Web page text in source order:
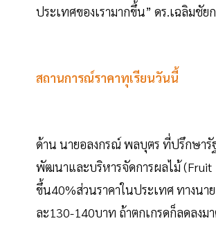
ประเทศของเรามากขึ้น” ดร.เฉลิมชัย
สถานการณ์ราคาทุเรียนวันนี้
ด้าน นายอลงกรณ์ พลบุตร ที่ปรึกษา
พัฒนาและบริหารจัดการผลไม้ (Fruit
ขึ้น40%ส่วนราคาในประเทศ ทางนา
ละ130-140บาท ถ้าตกเกรดก็ลดลง